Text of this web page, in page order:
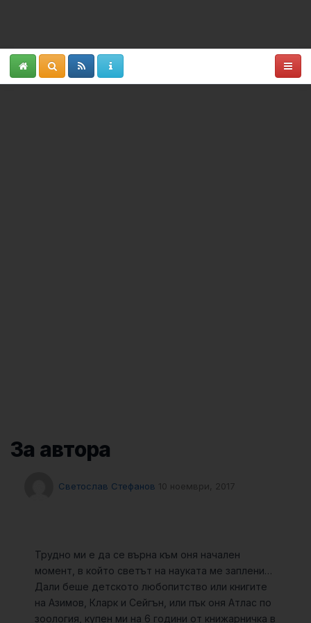
За автора
Светослав Стефанов 10 ноември, 2017
Трудно ми е да се върна към оня начален
момент, в който светът на науката ме заплени…
Дали беше детското любопитство или книгите
на Азимов, Кларк и Сейгън, или пък оня Атлас по
зоология, купен ми на 6 години от книжарничка в